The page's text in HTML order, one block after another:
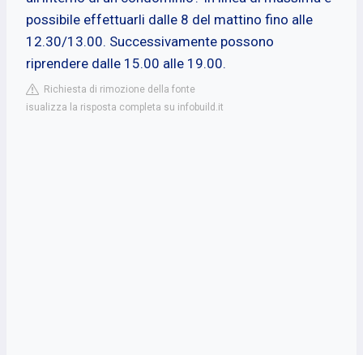
possibile effettuarli dalle 8 del mattino fino alle
12.30/13.00. Successivamente possono
riprendere dalle 15.00 alle 19.00.
Richiesta di rimozione della fonte
isualizza la risposta completa su infobuild.it